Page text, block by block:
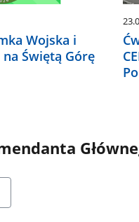
Wojska i
Świętą Górę